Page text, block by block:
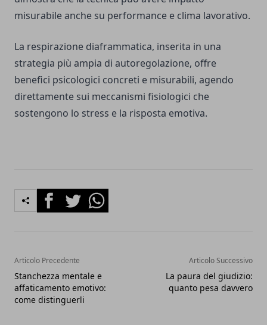
misurabile anche su performance e clima lavorativo.
La respirazione diaframmatica, inserita in una
strategia più ampia di autoregolazione, offre
benefici psicologici concreti e misurabili, agendo
direttamente sui meccanismi fisiologici che
sostengono lo stress e la risposta emotiva.
FacebookTwitterWhatsapp
Articolo Precedente
Stanchezza mentale e
affaticamento emotivo:
come distinguerli
Articolo Successivo
La paura del giudizio:
quanto pesa davvero